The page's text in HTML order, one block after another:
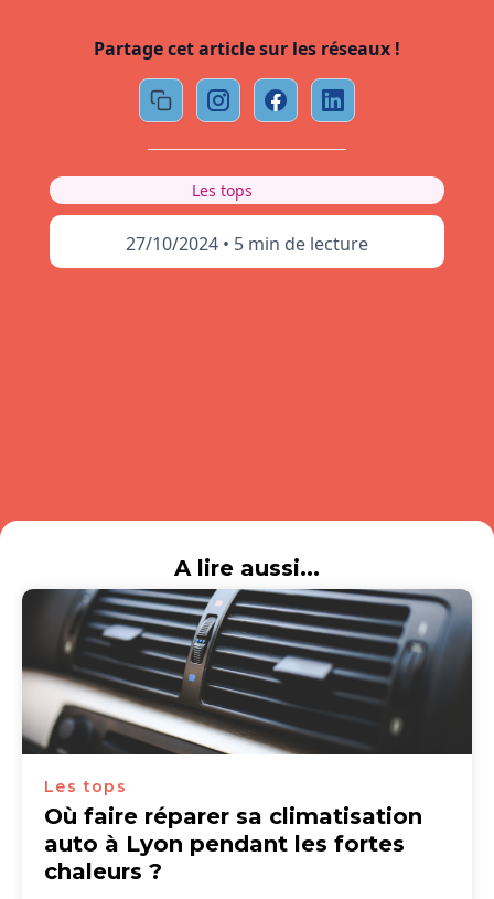
Partage cet article sur les réseaux !
Les tops
27/10/2024 • 5 min de lecture
A lire aussi...
Les tops
Où faire réparer sa climatisation
auto à Lyon pendant les fortes
chaleurs ?